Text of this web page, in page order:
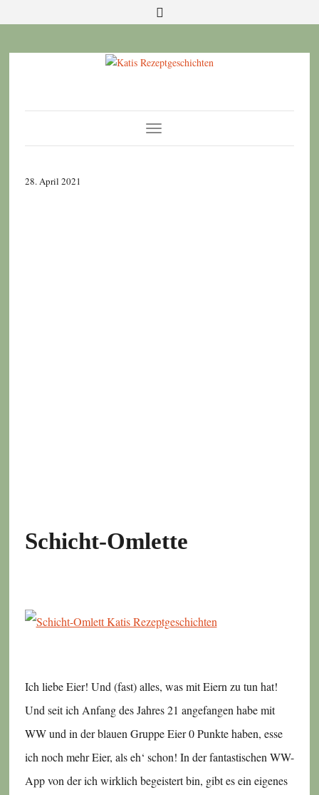
Toggle
Navigation
28. April 2021
Schicht-Omlette
Ich liebe Eier! Und (fast) alles, was mit Eiern zu tun hat!
Und seit ich Anfang des Jahres 21 angefangen habe mit
WW und in der blauen Gruppe Eier 0 Punkte haben, esse
ich noch mehr Eier, als eh‘ schon! In der fantastischen WW-
App von der ich wirklich begeistert bin, gibt es ein eigenes